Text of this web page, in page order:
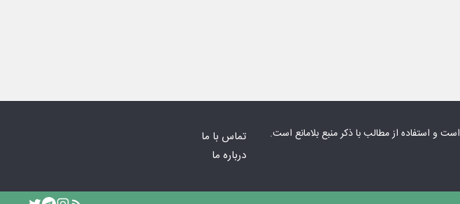
است و استفاده از مطالب با ذکر منبع بلامانع است.
تماس با ما
درباره ما